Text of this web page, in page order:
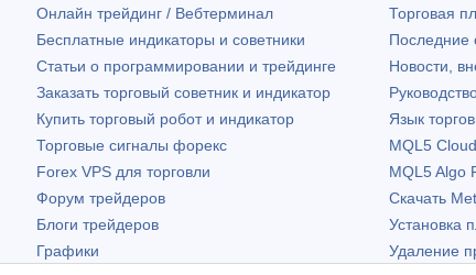
Онлайн трейдинг / Вебтерминал
Бесплатные индикаторы и советники
Статьи о программировании и трейдинге
Заказать торговый советник и индикатор
Купить торговый робот и индикатор
Торговые сигналы форекс
Forex VPS для торговли
Форум трейдеров
Блоги трейдеров
Графики
Торговая
Последние
Новости,
Язык
MQL5
MQL5 Algo
Скачать
Установка
Удаление